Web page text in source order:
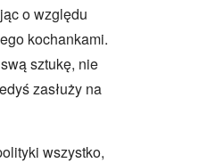
o względu
kochankami.
sztukę, nie
zasłuży na
wszystko,